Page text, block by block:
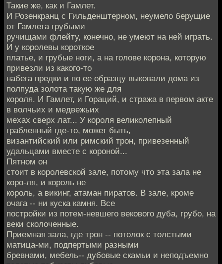
Такие же, как и Гамлет.
И Розенкранц с Гильденштерном, неумело берущие
от Гамлета грубыми
ручищами флейту, конечно, не умеют на ней играть.
И у королевы короткое
платье, и грубые ноги, а на голове корона, которую
привезли из какого-то
набега предки и по ее образцу выковали дома из
полпуда золота такую же для
короля. И Гамлет, и Гораций, и стража в первом акте
в волчьих и медвежьих
мехах сверх лат... У короля великолепный
грабленный где-то, может быть,
византийский или римский трон, привезенный
удальцами вместе с короной...
Пятном он
стоит в королевской зале, потому что эта зала не
коро-ля, и король не
король, а викинг, атаман пиратов. В зале, кроме
очага -- ни куска камня. Все
постройки из потем-невшего векового дуба, грубо, на
веки сколоченные.
Приемная зала, где трон -- потолок с толстыми
матица-ми, подпертыми разными
бревнами, мебель-- дубовые скамьи и неподъемно